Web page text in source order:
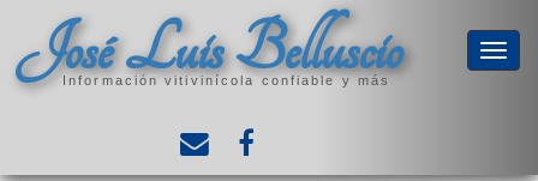
José Luis Belluscio
Información vitivinícola confiable y más